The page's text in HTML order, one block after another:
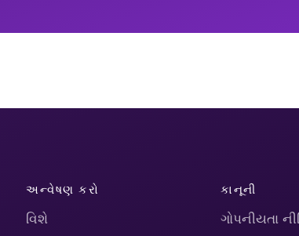
અન્વેષણ કરો
વિશે
કાનૂની
ગોપનીયતા